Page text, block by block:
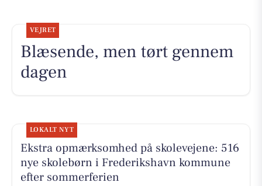
VEJRET
Blæsende, men tørt gennem
dagen
LOKALT NYT
Ekstra opmærksomhed på skolevejene: 516
nye skolebørn i Frederikshavn kommune
efter sommerferien